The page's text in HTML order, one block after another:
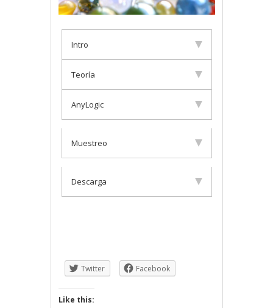
Intro
Teoría
AnyLogic
Muestreo
Descarga
Twitter Facebook
Like this: